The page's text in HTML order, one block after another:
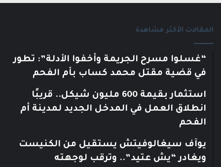
المقالات الأكثر مشاهدة
“غسلوا مسرح الجريمة وأخفوا الأدلة”: تطور
في قضية مقتل محمد كساب بأم الفحم
استثمار بقيمة 600 مليون شيكل.. قريبًا
انطلاق العمل في المدخل الجديد لمدينة أم
الفحم
يوآف سيغالوفيتش يستقيل من الكنيست
ويغادر “يش عتيد”.. وترقب لوجهته